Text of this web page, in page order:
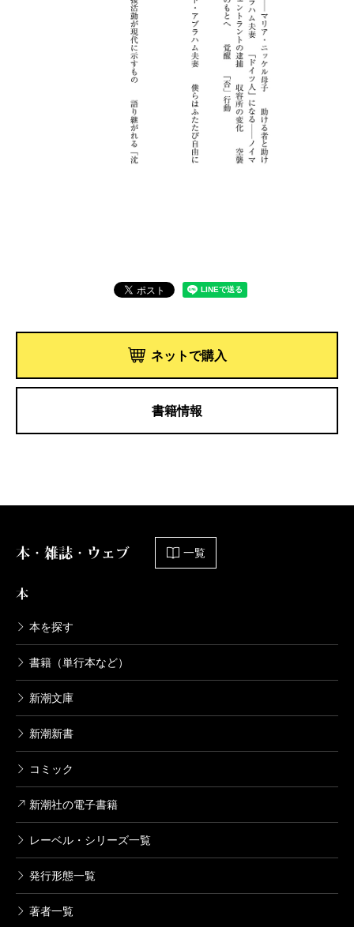
ネットで購入
書籍情報
本・雑誌・ウェブ 一覧
本
本を探す
書籍（単行本など）
新潮文庫
新潮新書
コミック
新潮社の電子書籍
レーベル・シリーズ一覧
発行形態一覧
著者一覧